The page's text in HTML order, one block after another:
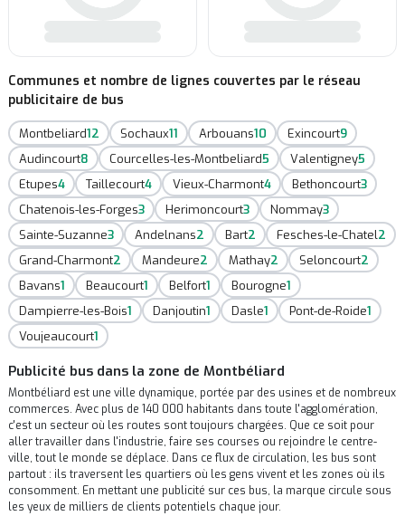
Communes et nombre de lignes couvertes par le réseau
publicitaire de bus
Montbeliard12 Sochaux11 Arbouans10 Exincourt9
Audincourt8 Courcelles-les-Montbeliard5 Valentigney5
Etupes4 Taillecourt4 Vieux-Charmont4 Bethoncourt3
Chatenois-les-Forges3 Herimoncourt3 Nommay3
Sainte-Suzanne3 Andelnans2 Bart2 Fesches-le-Chatel2
Grand-Charmont2 Mandeure2 Mathay2 Seloncourt2
Bavans1 Beaucourt1 Belfort1 Bourogne1
Dampierre-les-Bois1 Danjoutin1 Dasle1 Pont-de-Roide1
Voujeaucourt1
Publicité bus dans la zone de Montbéliard
Montbéliard est une ville dynamique, portée par des usines et de nombreux
commerces. Avec plus de 140 000 habitants dans toute l'agglomération,
c'est un secteur où les routes sont toujours chargées. Que ce soit pour
aller travailler dans l'industrie, faire ses courses ou rejoindre le centre-
ville, tout le monde se déplace. Dans ce flux de circulation, les bus sont
partout : ils traversent les quartiers où les gens vivent et les zones où ils
consomment. En mettant une publicité sur ces bus, la marque circule sous
les yeux de milliers de clients potentiels chaque jour.